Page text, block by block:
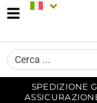
SPEDIZIONE